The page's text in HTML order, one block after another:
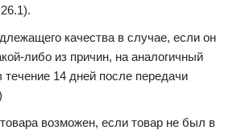
качества в случае, если он
либо из причин, на аналогичный
течение 14 дней после передачи
возможен, если товар не был в